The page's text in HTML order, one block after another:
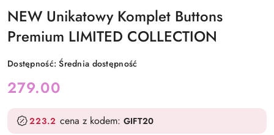
NEW Unikatowy Komplet Buttons
Premium LIMITED COLLECTION
Dostępność:Średnia dostępność
cena:
279.00
223.2 cena z kodem: GIFT20